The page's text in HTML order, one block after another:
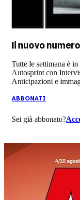
Il nuovo
Tutte le settimana è
Autosprint con
Anticipazioni e
ABBONATI
Sei già abbonato?